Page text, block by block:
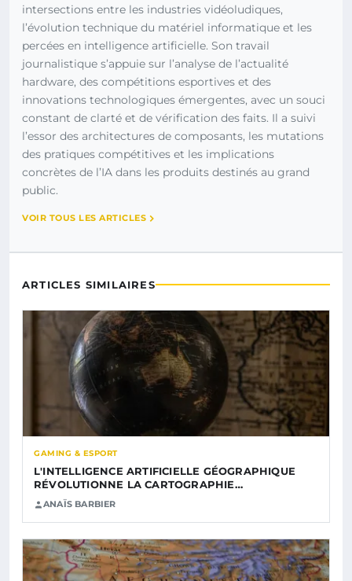
intersections entre les industries vidéoludiques,
l’évolution technique du matériel informatique et les
percées en intelligence artificielle. Son travail
journalistique s’appuie sur l’analyse de l’actualité
hardware, des compétitions esportives et des
innovations technologiques émergentes, avec un souci
constant de clarté et de vérification des faits. Il a suivi
l’essor des architectures de composants, les mutations
des pratiques compétitives et les implications
concrètes de l’IA dans les produits destinés au grand
public.
VOIR TOUS LES ARTICLES
ARTICLES SIMILAIRES
GAMING & ESPORT
L'INTELLIGENCE ARTIFICIELLE GÉOGRAPHIQUE
RÉVOLUTIONNE LA CARTOGRAPHIE…
ANAÏS BARBIER